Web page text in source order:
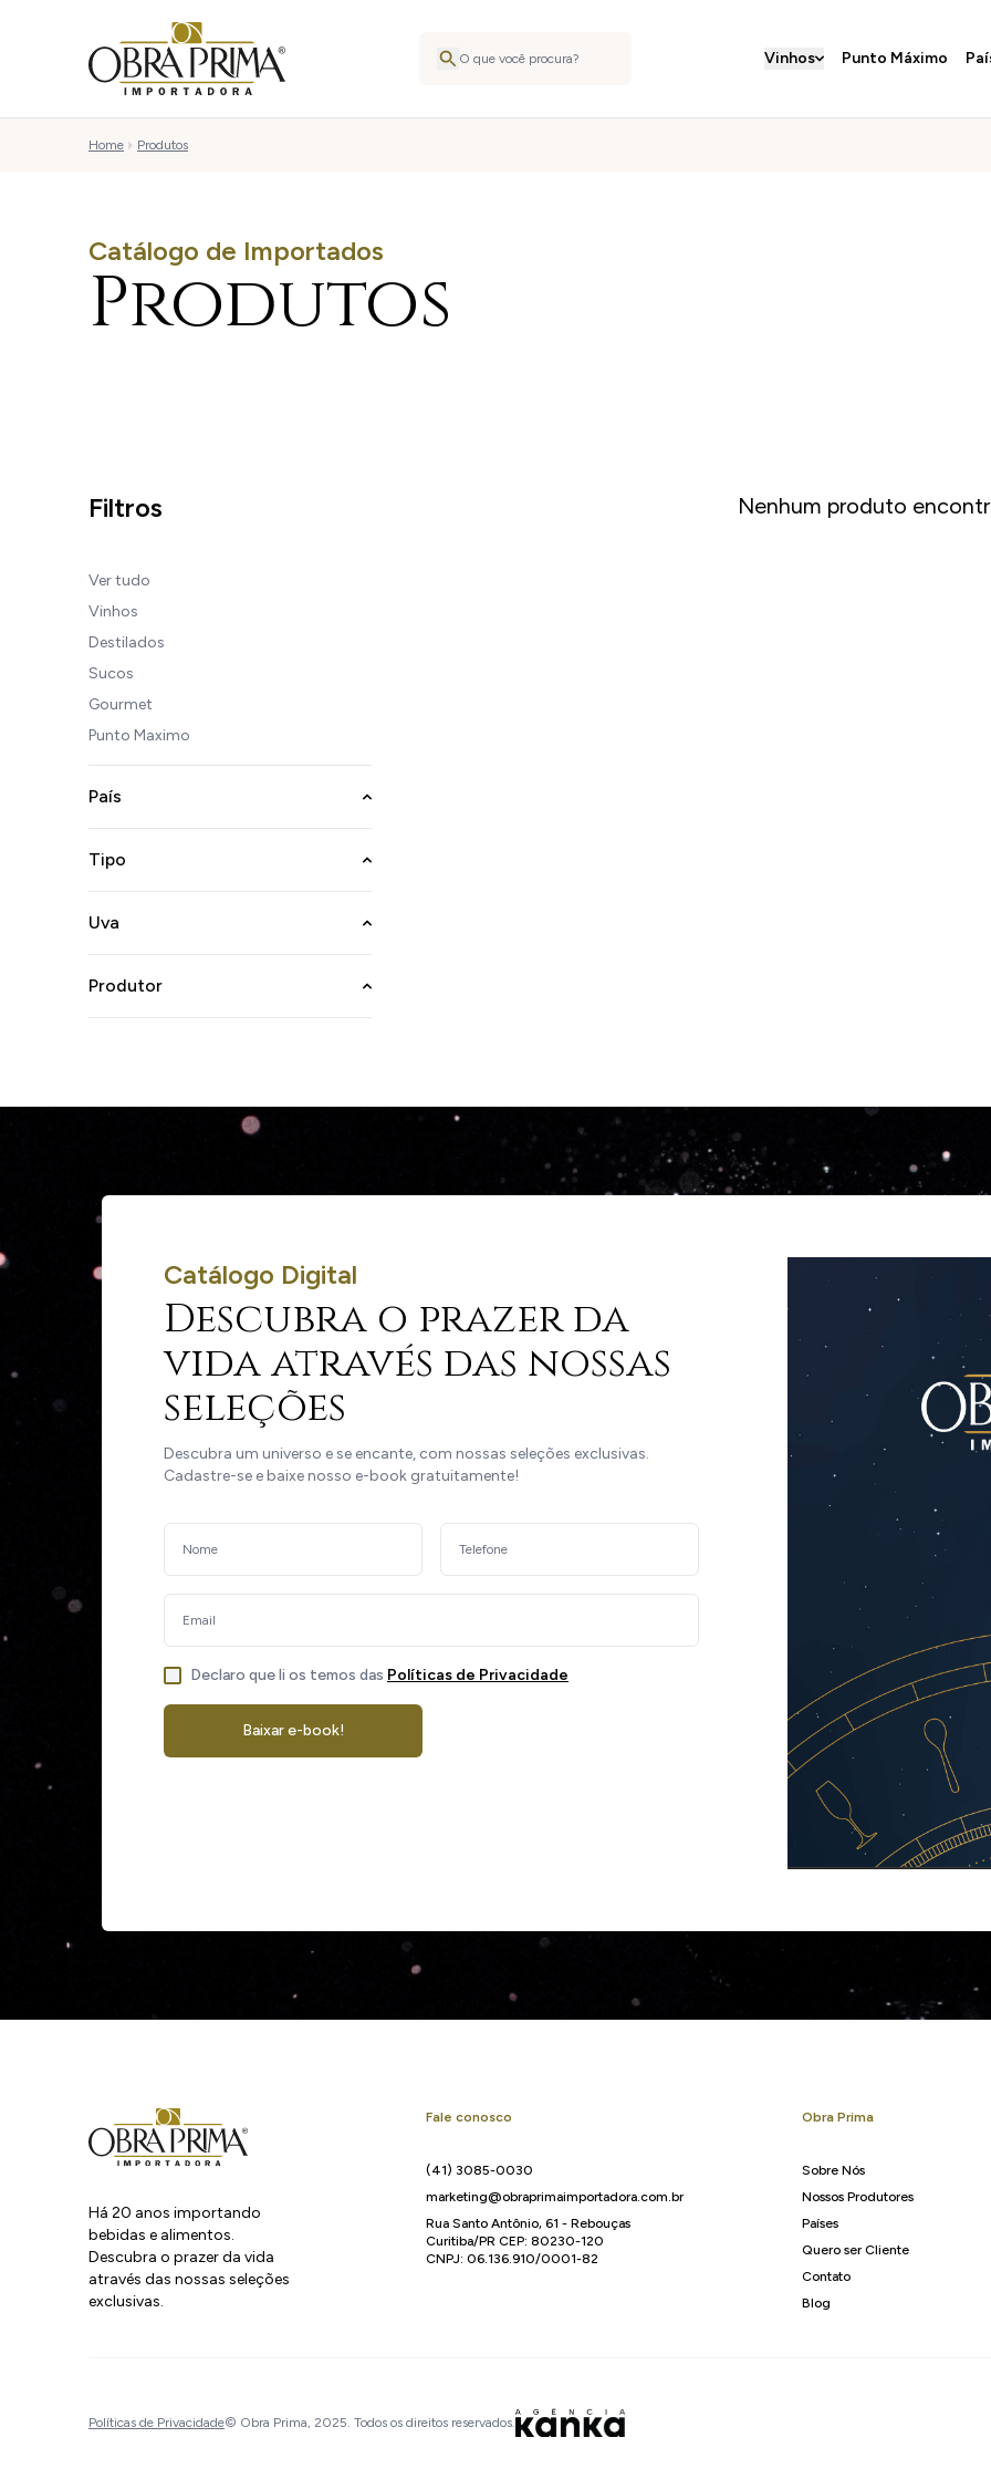
Vinhos Punto Máximo
Home Produtos
Catálogo de Importados
Produtos
Filtros
Ver tudo
Vinhos
Destilados
Sucos
Gourmet
Punto Maximo
País
Tipo
Uva
Produtor
Nenhum produto
Catálogo Digital
Descubra o prazer da
vida através das nossas
seleções
Descubra um universo e se encante, com nossas seleções exclusivas.
Cadastre-se e baixe nosso e-book gratuitamente!
Declaro que li os temos das Políticas de Privacidade
Baixar e-book!
Há 20 anos importando
bebidas e alimentos.
Descubra o prazer da vida
através das nossas seleções
exclusivas.
Fale conosco
(41) 3085-0030
marketing@obraprimaimportadora.com.br
Rua Santo Antônio, 61 - Rebouças
Curitiba/PR CEP: 80230-120
CNPJ: 06.136.910/0001-82
Obra Prima
Sobre Nós
Nossos Produtores
Países
Quero ser Cliente
Contato
Blog
Políticas de Privacidade© Obra Prima, 2025. Todos os direitos reservados.